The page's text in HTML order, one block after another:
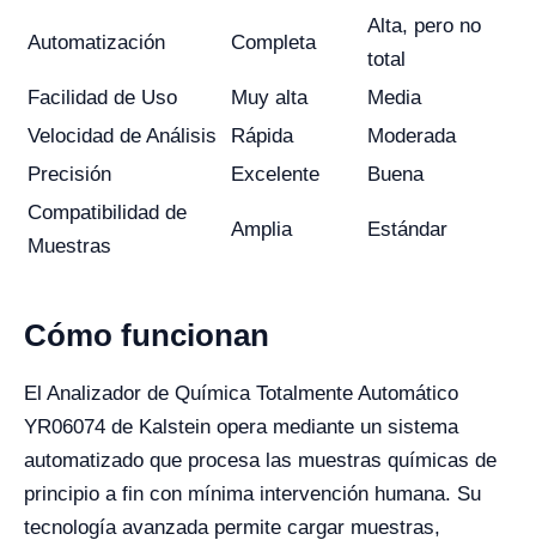
Automatización Completa
Alta, pero no
total
Facilidad de Uso
Muy alta
Media
Velocidad de Análisis
Rápida
Moderada
Precisión
Excelente
Buena
Compatibilidad de
Muestras
Amplia Estándar
Cómo funcionan
El Analizador de Química Totalmente Automático
YR06074 de Kalstein opera mediante un sistema
automatizado que procesa las muestras químicas de
principio a fin con mínima intervención humana. Su
tecnología avanzada permite cargar muestras,